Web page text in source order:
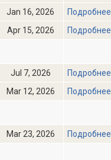
Jan 16, 2026
Подробнее
Apr 15, 2026 Подробнее
Jul 7, 2026
Подробнее
Mar 12, 2026 Подробнее
Mar 23, 2026 Подробнее